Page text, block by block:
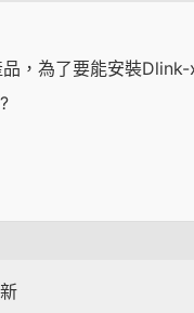
品，為了要能安裝